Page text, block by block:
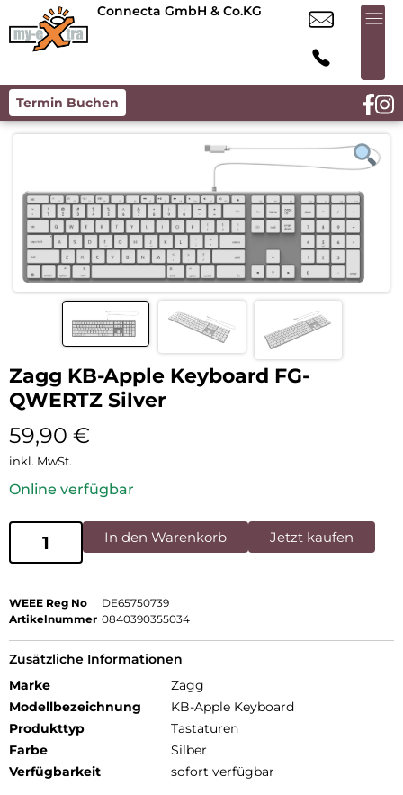
Connecta GmbH & Co.KG
Termin Buchen
Zagg KB-Apple Keyboard FG-
QWERTZ Silver
59,90 €
inkl. MwSt.
Online verfügbar
In den Warenkorb Jetzt kaufen
WEEE Reg No
DE65750739
Artikelnummer 0840390355034
Zusätzliche Informationen
Marke
Zagg
Modellbezeichnung
KB-Apple Keyboard
Produkttyp
Tastaturen
Farbe
Silber
Verfügbarkeit
sofort verfügbar